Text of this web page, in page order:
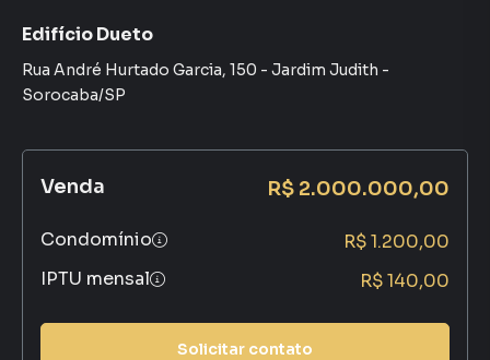
Edifício Dueto
Rua André Hurtado Garcia, 150 - Jardim Judith -
Sorocaba/SP
Venda R$ 2.000.000,00
Condomínio
R$ 1.200,00
IPTU mensal
R$ 140,00
Solicitar contato